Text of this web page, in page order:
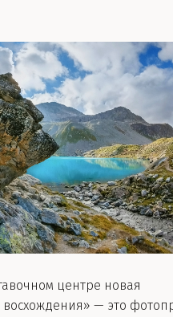
центре новая
восхождения» — это